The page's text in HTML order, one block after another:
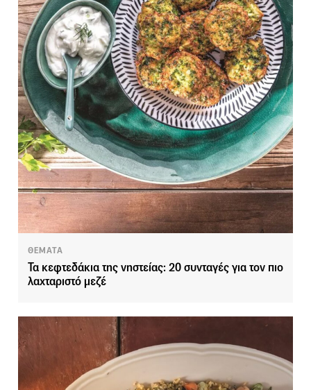
ΘΕΜΑΤΑ
Τα κεφτεδάκια της νηστείας: 20 συνταγές για τον πιο
λαχταριστό μεζέ